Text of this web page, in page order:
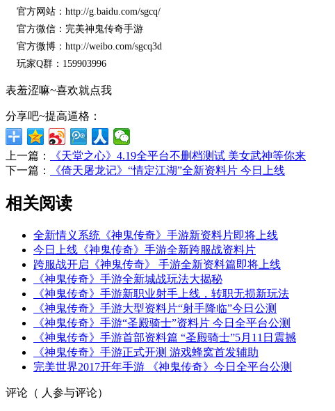
官方网站：http://g.baidu.com/sgcq/
官方微信：完美神鬼传奇手游
官方微博：http://weibo.com/sgcq3d
玩家Q群：159903996
表羞涩嘛~喜欢就点我
分享吧~提高逼格：
上一篇：
《天堂之心》4.19全平台不删档测试 美女武神等你来
下一篇：
《倚天屠龙记》“情定江湖”全新资料片 今日上线
相关阅读
全新情义系统《神鬼传奇》手游新资料片即将上线
今日上线《神鬼传奇》手游全新跨服战资料片
跨服战开启《神鬼传奇》 手游全新资料篇即将上线
《神鬼传奇》手游全新城战玩法大揭秘
《神鬼传奇》手游新职业射手上线，转职无损新玩法
《神鬼传奇》手游大型资料片“射手降临”今日公测
《神鬼传奇》手游“圣殿骑士”资料片 今日全平台公测
《神鬼传奇》手游首部资料篇 “圣殿骑士”5月11日震撼
《神鬼传奇》手游正式开测 游戏蜂窝首发辅助
完美世界2017开年手游 《神鬼传奇》今日全平台公测
评论（ 人参与评论）